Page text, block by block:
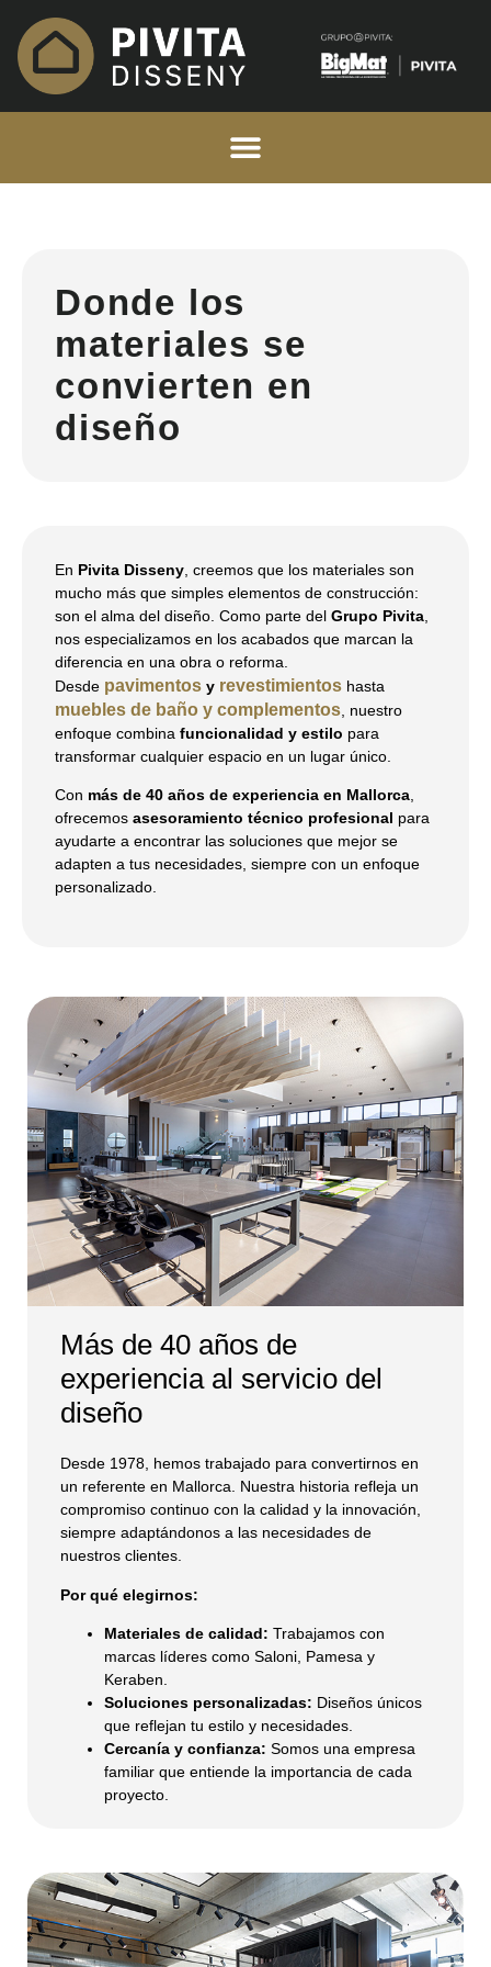
Donde los
materiales se
convierten en
diseño
En Pivita Disseny , creemos que los materiales son
mucho más que simples elementos de construcción:
son el alma del diseño. Como parte del Grupo Pivita
nos especializamos en los acabados que marcan la
diferencia en una obra o reforma.
Desde pavimentos y revestimientos hasta
muebles de baño y complementos , nuestro
enfoque combina funcionalidad y estilo para
transformar cualquier espacio en un lugar único.
Con más de 40 años de experiencia en Mallorca
ofrecemos asesoramiento técnico profesional para
ayudarte a encontrar las soluciones que mejor se
adapten a tus necesidades, siempre con un enfoque
personalizado.
Más de 40 años de
experiencia al servicio del
diseño
Desde 1978, hemos trabajado para convertirnos en
un referente en Mallorca. Nuestra historia refleja un
compromiso continuo con la calidad y la innovación,
siempre adaptándonos a las necesidades de
nuestros clientes.
Por qué elegirnos:
Materiales de calidad: Trabajamos con
marcas líderes como Saloni, Pamesa y
Keraben.
Soluciones personalizadas: Diseños únicos
que reflejan tu estilo y necesidades.
Cercanía y confianza: Somos una empresa
familiar que entiende la importancia de cada
proyecto.